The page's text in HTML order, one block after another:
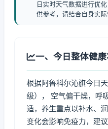
日实时天气数据进行优
供参考，请结合自身实际
一、今日整体健
根据阿鲁科尔沁旗今日
级）， 空气偏干燥，呼
适，养生重点以补水、
变化会影响免疫力，建